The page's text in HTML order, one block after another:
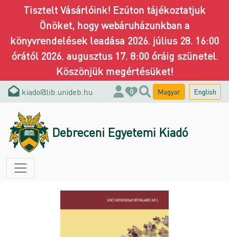
Tisztelt Vásárlóink! Ezúton tájékoztatjuk
Önöket, hogy webáruházunkban a
könyvrendelések leadása 2026. július 28. 16:00
órától 2026. augusztus 17. 8:00 óráig szünetel.
Köszönjük megértésüket!
kiado@lib.unideb.hu 0 Magyar English
Debreceni Egyetemi Kiadó